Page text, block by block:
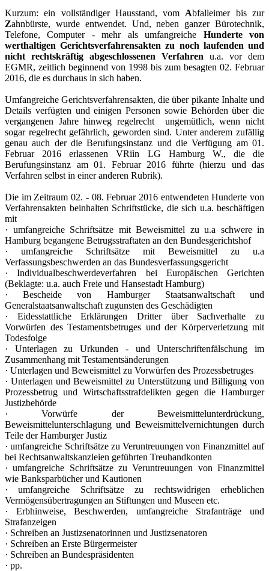
Kurzum: ein vollständiger Hausstand, vom Abfalleimer bis zur
Zahnbürste, wurde entwendet. Und, neben ganzer Bürotechnik,
Telefone, Computer - mehr als umfangreiche Hunderte von
werthaltigen Gerichtsverfahrensakten zu noch laufenden und
nicht rechtskräftig abgeschlossenen Verfahren u.a. vor dem
EGMR, zeitlich beginnend von 1998 bis zum besagten 02. Februar
2016, die es durchaus in sich haben.
Umfangreiche Gerichtsverfahrensakten, die über pikante Inhalte und
Details verfügten und einigen Personen sowie Behörden über die
vergangenen Jahre hinweg regelrecht ungemütlich, wenn nicht
sogar regelrecht gefährlich, geworden sind. Unter anderem zufällig
genau auch der die Berufungsinstanz und die Verfügung am 01.
Februar 2016 erlassenen VRiìn LG Hamburg W., die die
Berufungsinstanz am 01. Februar 2016 führte (hierzu und das
Verfahren selbst in einer anderen Rubrik).
Die im Zeitraum 02. - 08. Februar 2016 entwendeten Hunderte von
Verfahrensakten beinhalten Schriftstücke, die sich u.a. beschäftigen
mit
· umfangreiche Schriftsätze mit Beweismittel zu u.a schwere in
Hamburg begangene Betrugsstraftaten an den Bundesgerichtshof
· umfangreiche Schriftsätze mit Beweismittel zu u.a
Verfassungsbeschwerden an das Bundesverfassungsgericht
· Individualbeschwerdeverfahren bei Europäischen Gerichten
(Beklagte: u.a. auch Freie und Hansestadt Hamburg)
· Bescheide von Hamburger Staatsanwaltschaft und
Generalstaatsanwaltschaft zugunsten des Geschädigten
· Eidesstattliche Erklärungen Dritter über Sachverhalte zu
Vorwürfen des Testamentsbetruges und der Körperverletzung mit
Todesfolge
· Unterlagen zu Urkunden - und Unterschriftenfälschung im
Zusammenhang mit Testamentsänderungen
· Unterlagen und Beweismittel zu Vorwürfen des Prozessbetruges
· Unterlagen und Beweismittel zu Unterstützung und Billigung von
Prozessbetrug und Wirtschaftsstrafdelikten gegen die Hamburger
Justizbehörde
· Vorwürfe der Beweismittelunterdrückung,
Beweismittelunterschlagung und Beweismittelvernichtungen durch
Teile der Hamburger Justiz
· umfangreiche Schriftsätze zu Veruntreuungen von Finanzmittel auf
bei Rechtsanwaltskanzleien geführten Treuhandkonten
· umfangreiche Schriftsätze zu Veruntreuungen von Finanzmittel
wie Banksparbücher und Kautionen
· umfangreiche Schriftsätze zu rechtswidrigen erheblichen
Vermögensübertragungen an Stiftungen und Museen etc.
· Erbhinweise, Beschwerden, umfangreiche Strafanträge und
Strafanzeigen
· Schreiben an Justizsenatorinnen und Justizsenatoren
· Schreiben an Erste Bürgermeister
· Schreiben an Bundespräsidenten
· pp.